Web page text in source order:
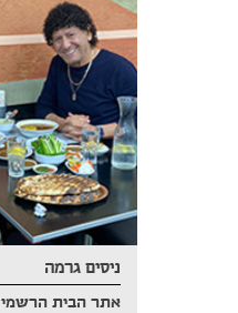
ניסים גרמה
אתר הבית הרשמי